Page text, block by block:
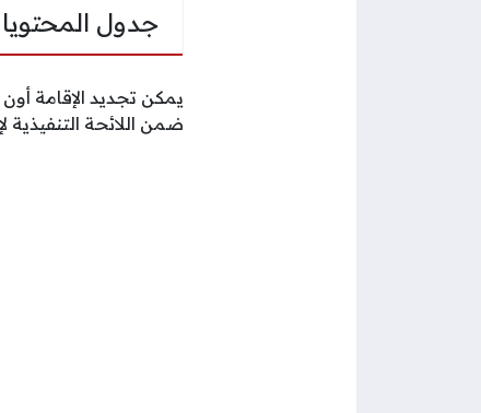
جدول
يمكن تجديد الإقامة
ضمن اللائحة التنفيذية